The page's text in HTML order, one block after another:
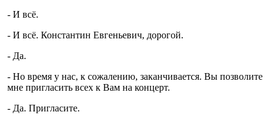
- И всё.
- И всё. Константин Евгеньевич, дорогой.
- Да.
- Но время у нас, к сожалению, заканчивается. Вы позволите
мне пригласить всех к Вам на концерт.
- Да. Пригласите.